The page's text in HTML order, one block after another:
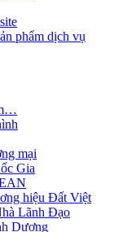
phẩm dịch vụ
mại
Gia
hiệu Đất Việt
Lãnh Đạo
Dương